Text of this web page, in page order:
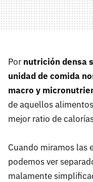
Por nutrición densa
unidad de comida
macro y
de aquellos
mejor ratio de
Cuando miramos las
podemos ver
malamente